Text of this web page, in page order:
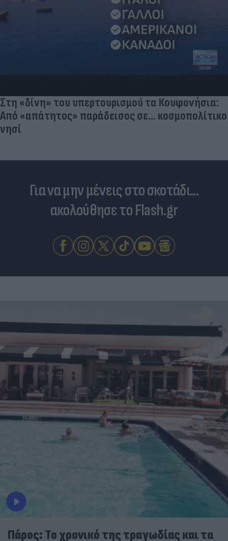
Στη «δίνη» του υπερτουρισμού τα Κουφονήσια:
Από «απάτητος» παράδεισος σε... κοσμοπολίτικο
νησί
Για να μην μένεις στο σκοτάδι...
ακολούθησε το Flash.gr
Πάρος: Το χρονικό της τραγωδίας και τα